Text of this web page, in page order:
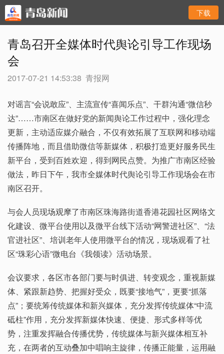
下载
青岛召开全媒体时代舆论引导工作现场
会
2017-07-21 14:53:38 青报网
对谣言“会说敢应”、主流宣传“喜闻乐点”、干群沟通“微信秒
达”……市南区在做好党的新闻舆论工作过程中，强化理念
更新，主动适应媒介融合，不仅有效拓展了互联网和移动端
传播阵地，而且借助微信等新媒体，积极打造更好服务民生
新平台，受到百姓欢迎，得到网民点赞。为推广市南区经验
做法，昨日下午，我市全媒体时代舆论引导工作现场会在市
南区召开。
与会人员现场观摩了市南区珠海路街道香港花园社区网络文
化建设、微平台使用以及微平台线下活动“网警进社区”、“法
官进社区”、培训老年人使用微平台的情况，现场观看了社
区“珠彩心语”微电台《我领读》活动场景。
会议要求，各区市各部门要与时俱进、转变观念，重视新媒
体、紧跟新趋势、把握好受众，既要“接地气”，更要“抓落
点”；要统筹传统媒体和新兴媒体，充分发挥传统媒体“中流
砥柱”作用，充分发挥新媒体快速、便捷、形式多样等优
势，注重发挥融合传播优势，传统媒体与新兴媒体相互补
充，在两者的互动叠加中唱响主旋律，传播正能量，运用融